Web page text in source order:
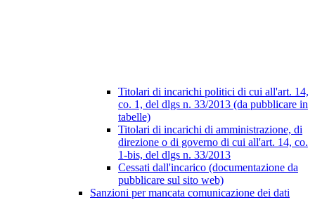
Titolari di incarichi politici di cui all'art. 14,
co. 1, del dlgs n. 33/2013 (da pubblicare in
tabelle)
Titolari di incarichi di amministrazione, di
direzione o di governo di cui all'art. 14, co.
1-bis, del dlgs n. 33/2013
Cessati dall'incarico (documentazione da
pubblicare sul sito web)
Sanzioni per mancata comunicazione dei dati